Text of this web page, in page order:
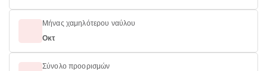
Μήνας χαμηλότερου ναύλου
Οκτ
Σύνολο προορισμών